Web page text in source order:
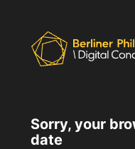
Sorry, your
date